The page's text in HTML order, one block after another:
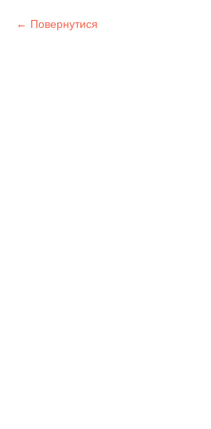
Повернутися